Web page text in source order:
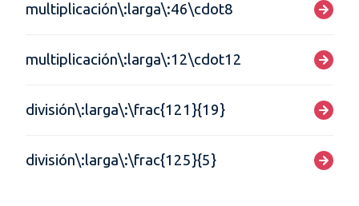
multiplicación\:larga\:46\cdot8
multiplicación\:larga\:12\cdot12
división\:larga\:\frac{121}{19}
división\:larga\:\frac{125}{5}